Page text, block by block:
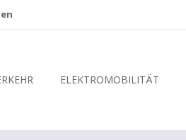
ELEKTROMOBILITÄT